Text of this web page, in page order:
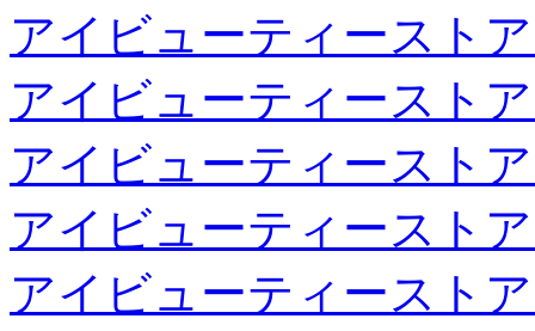
アイビューティースト
アイビューティースト
アイビューティースト
アイビューティースト
アイビューティースト